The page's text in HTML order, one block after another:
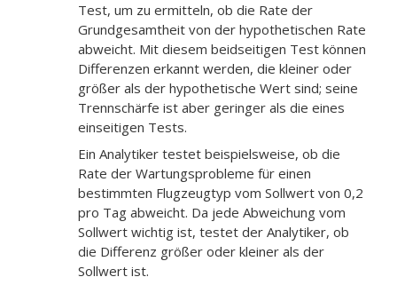
Test, um zu ermitteln, ob die Rate der
Grundgesamtheit von der hypothetischen Rate
abweicht. Mit diesem beidseitigen Test können
Differenzen erkannt werden, die kleiner oder
größer als der hypothetische Wert sind; seine
Trennschärfe ist aber geringer als die eines
einseitigen Tests.
Ein Analytiker testet beispielsweise, ob die
Rate der Wartungsprobleme für einen
bestimmten Flugzeugtyp vom Sollwert von 0,2
pro Tag abweicht. Da jede Abweichung vom
Sollwert wichtig ist, testet der Analytiker, ob
die Differenz größer oder kleiner als der
Sollwert ist.